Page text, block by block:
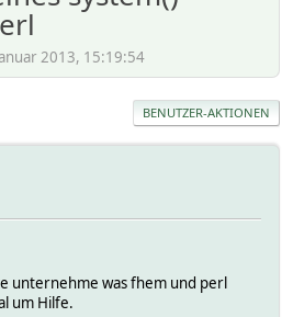
2013, 15:19:54
BENUTZER-AKTIONEN
unternehme was fhem und perl
um Hilfe.